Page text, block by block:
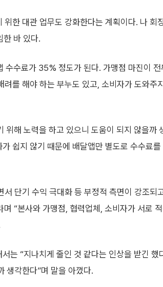
한 대관 업무도 강화한다는 계획이다. 나 회
한 바 있다.
수수료가 35% 정도가 된다. 가맹점 마진이 전
를 해야 하는 부누도 있고, 소비자가 도와주
위해 노력을 하고 있으니 도움이 되지 않을까
쉽지 않기 때문에 배달앱만 별도로 수수료를
단기 수익 극대화 등 부정적 측면이 강조되
“본사와 가맹점, 협력업체, 소비자가 서로
는 “지나치게 줄인 것 같다는 인상을 받긴 했
생각한다”며 말을 아꼈다.